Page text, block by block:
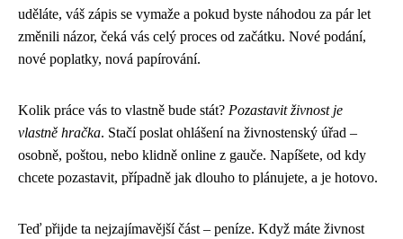
uděláte, váš zápis se vymaže a pokud byste náhodou za pár let
změnili názor, čeká vás celý proces od začátku. Nové podání,
nové poplatky, nová papírování.
Kolik práce vás to vlastně bude stát? Pozastavit živnost je
vlastně hračka. Stačí poslat ohlášení na živnostenský úřad –
osobně, poštou, nebo klidně online z gauče. Napíšete, od kdy
chcete pozastavit, případně jak dlouho to plánujete, a je hotovo.
Teď přijde ta nejzajímavější část – peníze. Když máte živnost